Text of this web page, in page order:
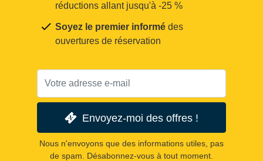
réductions allant jusqu'à -25 %
Soyez le premier informé des
ouvertures de réservation
Envoyez-moi des offres !
Nous n'envoyons que des informations utiles, pas
de spam. Désabonnez-vous à tout moment.